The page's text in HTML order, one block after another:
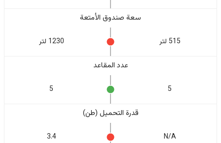
سعة صندوق الأمتعة
515 لتر 1230 لتر
عدد المقاعد
5
5
قدرة التحميل (طن)
N/A
3.4